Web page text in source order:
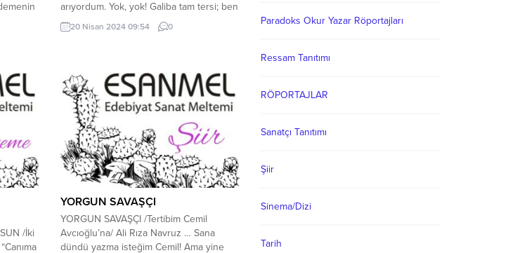
arıyordum. Yok, yok! Galiba tam tersi; ben
senli anları arıyordum. Ama nerde o senli
günler ki? Üstelik sinirin, stresin dizboyu
“içimde yılgın rüzgârların ayak...
20 Nisan 2024 09:54 0
/İki
YORGUN SAVAŞÇI
YORGUN SAVAŞÇI /Tertibim Cemil
Avcıoğlu’na/ Ali Rıza Navruz … Sana
dündü yazma isteğim Cemil! Ama yine
Paradoks Okur Yazar Röportajları
Ressam Tanıtımı
RÖPORTAJLAR
Sanatçı Tanıtımı
Şiir
Sinema/Dizi
Tarih